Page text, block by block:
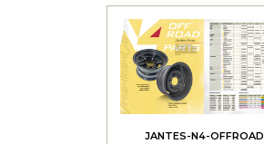
JANTES-N4-OFFROAD